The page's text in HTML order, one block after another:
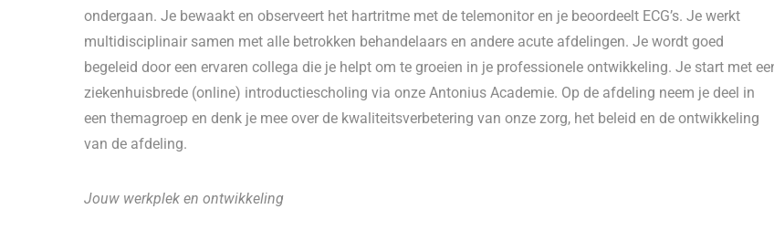
ondergaan. Je bewaakt en observeert het hartritme met de telemonitor en je beoordeelt ECG’s. Je werkt
multidisciplinair samen met alle betrokken behandelaars en andere acute afdelingen. Je wordt goed
begeleid door een ervaren collega die je helpt om te groeien in je professionele ontwikkeling. Je start met
ziekenhuisbrede (online) introductiescholing via onze Antonius Academie. Op de afdeling neem je deel in
een themagroep en denk je mee over de kwaliteitsverbetering van onze zorg, het beleid en de ontwikkeling
van de afdeling.
Jouw werkplek en ontwikkeling